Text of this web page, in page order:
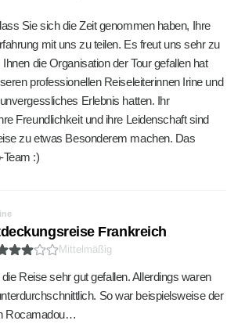
Sie sich die Zeit genommen haben, Ihre
mit uns zu teilen. Es freut uns sehr zu
die Organisation der Tour gefallen hat
professionellen Reiseleiterinnen Irine und
Erlebnis hatten. Ihr
Freundlichkeit und ihre Leidenschaft sind
zu etwas Besonderem machen. Das
:)
Frankreich
Mittelmäßig
Reise sehr gut gefallen. Allerdings waren
So war beispielsweise der
Rocamadou…